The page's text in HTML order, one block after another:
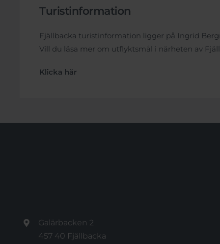
Turistinformation
Fjällbacka turistinformation ligger på Ingrid
Vill du läsa mer om utflyktsmål i närheten av
Klicka här
Galärbacken 2
457 40 Fjällbacka